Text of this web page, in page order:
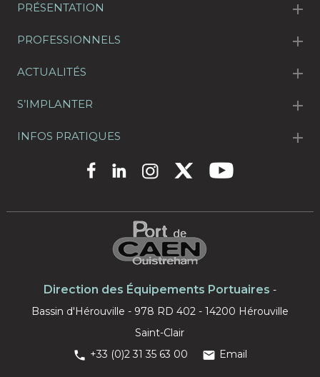
PRÉSENTATION
PROFESSIONNELS
ACTUALITÉS
S’IMPLANTER
INFOS PRATIQUES
Direction des Équipements Portuaires -
Bassin d'Hérouville - 978 RD 402 - 14200 Hérouville
Saint-Clair
 +33 (0)2 31 35 63 00  Email